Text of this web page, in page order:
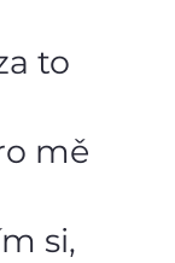
to
mě
si,